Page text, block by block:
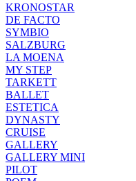
KRONOSTAR
DE FACTO
SYMBIO
SALZBURG
LA MOENA
MY STEP
TARKETT
BALLET
ESTETICA
DYNASTY
CRUISE
GALLERY
GALLERY MINI
PILOT